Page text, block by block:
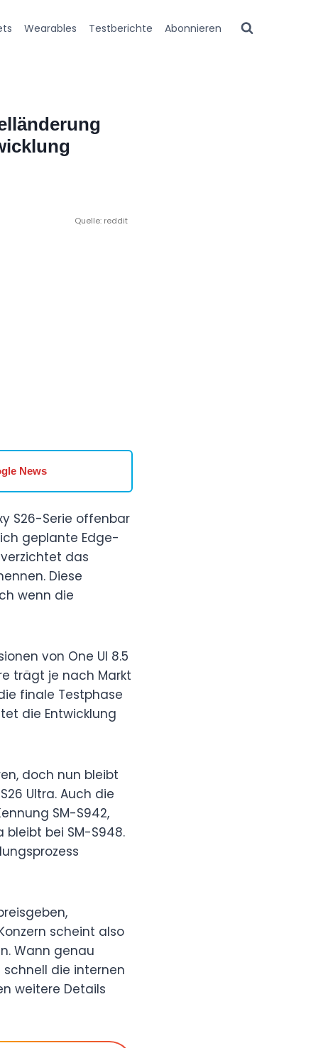
Wearables Testberichte Abonnieren
Quelle: reddit
News
S26-Serie offenbar
geplante Edge-
das
Diese
wenn die
von One UI 8.5
trägt je nach Markt
finale Testphase
die Entwicklung
doch nun bleibt
Ultra. Auch die
SM-S942,
bleibt bei SM-S948.
scheint also
Wann genau
die internen
weitere Details